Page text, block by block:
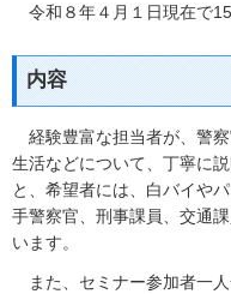
令和８年４月１日現在で
内容
経験豊富な担当者が、警
生活などについて、丁寧に
と、希望者には、白バイや
手警察官、刑事課員、交通
います。
また、セミナー参加者一